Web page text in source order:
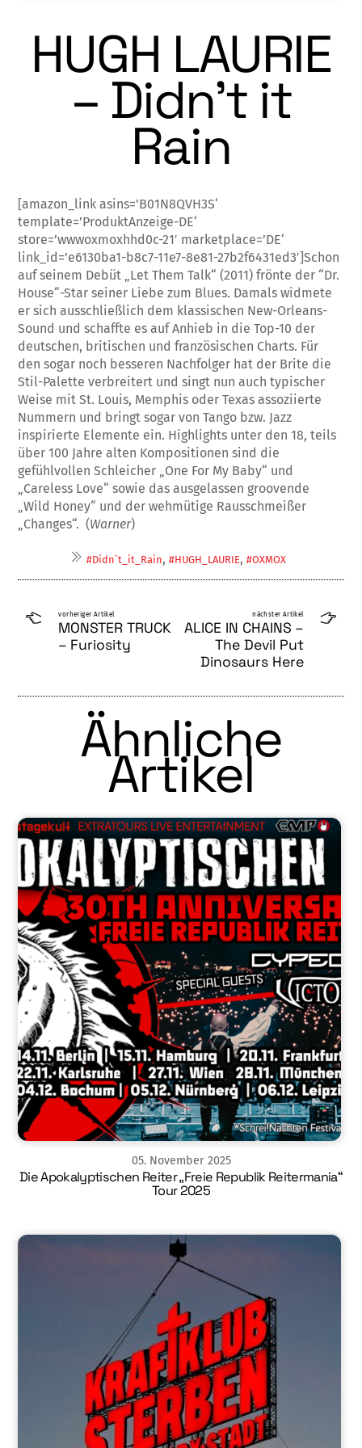
HUGH LAURIE
– Didn’t it
Rain
[amazon_link asins=’B01N8QVH3S‘
template=’ProduktAnzeige-DE‘
store=’wwwoxmoxhhd0c-21′ marketplace=’DE‘
link_id=’e6130ba1-b8c7-11e7-8e81-27b2f6431ed3′]Schon
auf seinem Debüt „Let Them Talk“ (2011) frönte der “Dr.
House“-Star seiner Liebe zum Blues. Damals widmete
er sich ausschließlich dem klassischen New-Orleans-
Sound und schaffte es auf Anhieb in die Top-10 der
deutschen, britischen und französischen Charts. Für
den sogar noch besseren Nachfolger hat der Brite die
Stil-Palette verbreitert und singt nun auch typischer
Weise mit St. Louis, Memphis oder Texas assoziierte
Nummern und bringt sogar von Tango bzw. Jazz
inspirierte Elemente ein. Highlights unter den 18, teils
über 100 Jahre alten Kompositionen sind die
gefühlvollen Schleicher „One For My Baby“ und
„Careless Love“ sowie das ausgelassen groovende
„Wild Honey“ und der wehmütige Rausschmeißer
„Changes“. (Warner)
#Didn`t_it_Rain,#HUGH_LAURIE,#OXMOX
vorheriger Artikel
MONSTER TRUCK
– Furiosity
nächster Artikel
ALICE IN CHAINS –
The Devil Put
Dinosaurs Here
Ähnliche
Artikel
05. November 2025
Die Apokalyptischen Reiter „Freie Republik Reitermania“
Tour 2025